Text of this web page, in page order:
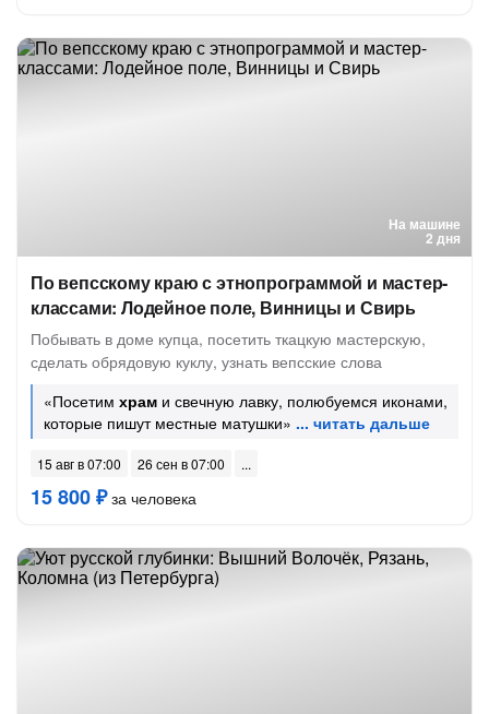
На машине
2 дня
По вепсскому краю с этнопрограммой и мастер-
классами: Лодейное поле, Винницы и Свирь
Побывать в доме купца, посетить ткацкую мастерскую,
сделать обрядовую куклу, узнать вепсские слова
«Посетим храм и свечную лавку, полюбуемся иконами,
которые пишут местные матушки»
15 авг в 07:00 26 сен в 07:00
15 800 ₽за человека